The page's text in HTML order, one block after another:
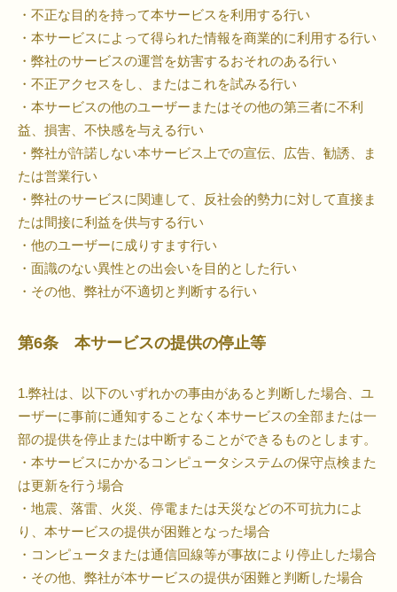
・不正な目的を持って本サービスを利用する行い
・本サービスによって得られた情報を商業的に利用する行い
・弊社のサービスの運営を妨害するおそれのある行い
・不正アクセスをし、またはこれを試みる行い
・本サービスの他のユーザーまたはその他の第三者に不利
益、損害、不快感を与える行い
・弊社が許諾しない本サービス上での宣伝、広告、勧誘、ま
たは営業行い
・弊社のサービスに関連して、反社会的勢力に対して直接ま
たは間接に利益を供与する行い
・他のユーザーに成りすます行い
・面識のない異性との出会いを目的とした行い
・その他、弊社が不適切と判断する行い
第6条 本サービスの提供の停止等
1.弊社は、以下のいずれかの事由があると判断した場合、ユ
ーザーに事前に通知することなく本サービスの全部または一
部の提供を停止または中断することができるものとします。
・本サービスにかかるコンピュータシステムの保守点検また
は更新を行う場合
・地震、落雷、火災、停電または天災などの不可抗力によ
り、本サービスの提供が困難となった場合
・コンピュータまたは通信回線等が事故により停止した場合
・その他、弊社が本サービスの提供が困難と判断した場合